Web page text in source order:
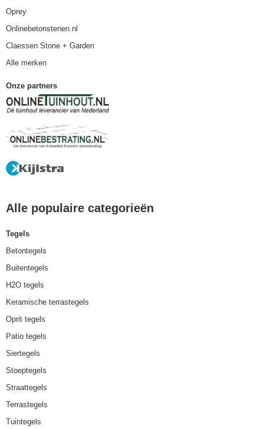
Oprey
Onlinebetonstenen.nl
Claessen Stone + Garden
Alle merken
Onze partners
Alle populaire categorieën
Tegels
Betontegels
Buitentegels
H2O tegels
Keramische terrastegels
Oprit tegels
Patio tegels
Siertegels
Stoeptegels
Straattegels
Terrastegels
Tuintegels